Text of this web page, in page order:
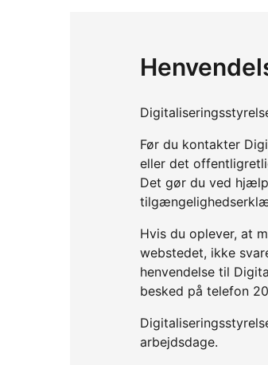
Før du kontakter
eller det
Det gør du ved
Hvis du oplever, at
webstedet, ikke
henvendelse til
besked på telefon
arbejdsdage.